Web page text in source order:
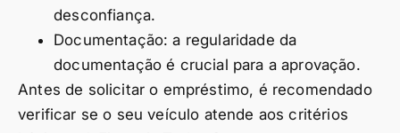
desconfiança.
Documentação: a regularidade da
documentação é crucial para a aprovação.
Antes de solicitar o empréstimo, é recomendado
verificar se o seu veículo atende aos critérios